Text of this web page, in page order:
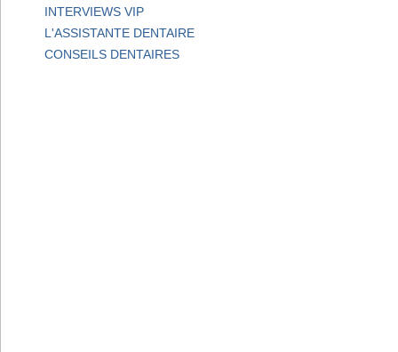
INTERVIEWS VIP
L'ASSISTANTE DENTAIRE
CONSEILS DENTAIRES